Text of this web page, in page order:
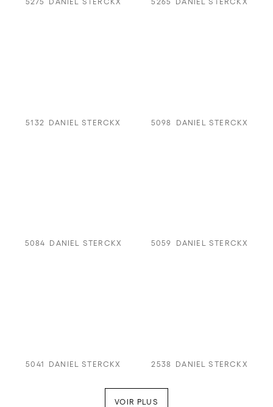
5132 DANIEL STERCKX 5098 DANIEL STERCKX
5084 DANIEL STERCKX 5059 DANIEL STERCKX
5041 DANIEL STERCKX 2538 DANIEL STERCKX
VOIR PLUS